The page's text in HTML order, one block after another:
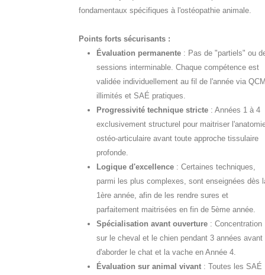
fondamentaux spécifiques à l'ostéopathie animale.
Points forts sécurisants :
Évaluation permanente: Pas de "partiels" ou
sessions interminable. Chaque compétence est
validée individuellement au fil de l'année via
illimités et SAÉ pratiques.
Progressivité technique stricte: Années 1 à 4
exclusivement structurel pour maitriser
ostéo-articulaire avant toute approche tissulaire
profonde.
Logique d'excellence: Certaines techniques,
parmi les plus complexes, sont enseignées dès
1ère année, afin de les rendre sures et
parfaitement maitrisées en fin de 5ème année.
Spécialisation avant ouverture: Concentration
sur le cheval et le chien pendant 3 années avant
d'aborder le chat et la vache en Année 4.
Évaluation sur animal vivant: Toutes les SAÉ